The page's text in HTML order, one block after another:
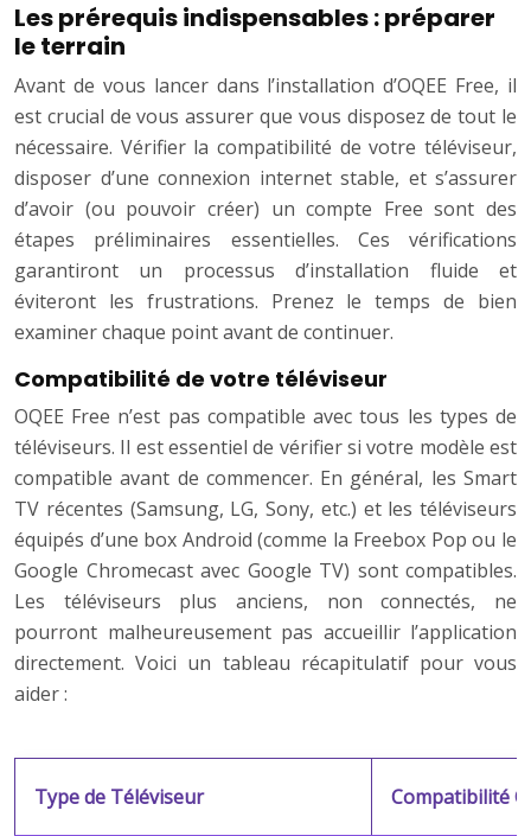
Les prérequis indispensables : préparer
le terrain
Avant de vous lancer dans l’installation d’OQEE Free, il
est crucial de vous assurer que vous disposez de tout le
nécessaire. Vérifier la compatibilité de votre téléviseur,
disposer d’une connexion internet stable, et s’assurer
d’avoir (ou pouvoir créer) un compte Free sont des
étapes préliminaires essentielles. Ces vérifications
garantiront un processus d’installation fluide et
éviteront les frustrations. Prenez le temps de bien
examiner chaque point avant de continuer.
Compatibilité de votre téléviseur
OQEE Free n’est pas compatible avec tous les types de
téléviseurs. Il est essentiel de vérifier si votre modèle est
compatible avant de commencer. En général, les Smart
TV récentes (Samsung, LG, Sony, etc.) et les téléviseurs
équipés d’une box Android (comme la Freebox Pop ou le
Google Chromecast avec Google TV) sont compatibles.
Les téléviseurs plus anciens, non connectés, ne
pourront malheureusement pas accueillir l’application
directement. Voici un tableau récapitulatif pour vous
aider :
Type de Téléviseur Compatibilité